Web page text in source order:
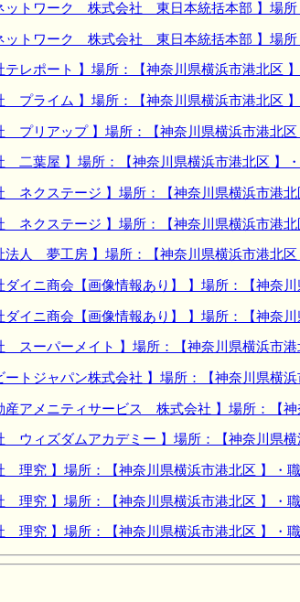
ットワーク 株式会社 東日本統括本部 】場所
ットワーク 株式会社 東日本統括本部 】場所
レポート 】場所：【神奈川県横浜市港北区
プライム 】場所：【神奈川県横浜市港北区
プリアップ 】場所：【神奈川県横浜市港北区
二葉屋 】場所：【神奈川県横浜市港北区 】
ネクステージ 】場所：【神奈川県横浜市港
ネクステージ 】場所：【神奈川県横浜市港
法人 夢工房 】場所：【神奈川県横浜市港北区
イニ商会【画像情報あり】 】場所：【神奈
イニ商会【画像情報あり】 】場所：【神奈
スーパーメイト 】場所：【神奈川県横浜市港
トジャパン株式会社 】場所：【神奈川県横
産アメニティサービス 株式会社 】場所：【
ウィズダムアカデミー 】場所：【神奈川県横
理究 】場所：【神奈川県横浜市港北区 】・
理究 】場所：【神奈川県横浜市港北区 】・
理究 】場所：【神奈川県横浜市港北区 】・